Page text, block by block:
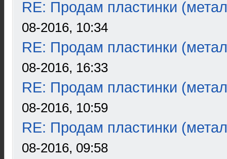
RE: Продам пластинки
08-2016, 10:34
RE: Продам пластинки
08-2016, 16:33
RE: Продам пластинки
08-2016, 10:59
RE: Продам пластинки
08-2016, 09:58